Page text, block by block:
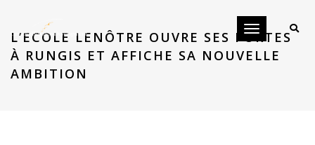
Toggle
L’ECOLE LENÔTRE OUVRE SES PORTES
À RUNGIS ET AFFICHE SA NOUVELLE
AMBITION